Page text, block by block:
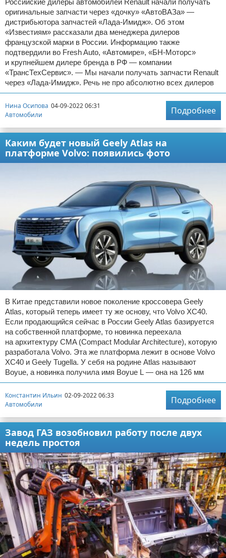
оригинальные запчасти через «дочку» «АвтоВАЗа» —
дистрибьютора запчастей «Лада-Имидж». Об этом
«Известиям» рассказали два менеджера дилеров
французской марки в России. Информацию также
подтвердили во Fresh Auto, «Автомире», «БН-Моторс»
и крупнейшем дилере бренда в РФ — компании
«ТрансТехСервис». — Мы начали получать запчасти Renault
через «Лада-Имидж». Речь не про абсолютно всех дилеров
Нина Осипова 04-09-2022 06:31
Автомобили
Подробнее
Каким будет новый Geely Atlas на
платформе Volvo: появились фото
В Китае представили новое поколение кроссовера Geely
Atlas, который теперь имеет ту же основу, что Volvo XC40.
Если продающийся сейчас в России Geely Atlas базируется
на собственной платформе, то новинка переехала
на архитектуру CMA (Compact Modular Architecture), которую
разработала Volvo. Эта же платформа лежит в основе Volvo
XC40 и Geely Tugella. У себя на родине Atlas называют
Boyue, а новинка получила имя Boyue L — она на 126 мм
Константин Ильин 02-09-2022 06:33
Автомобили
Подробнее
Завод ГАЗ возобновил работу после двух
недель простоя